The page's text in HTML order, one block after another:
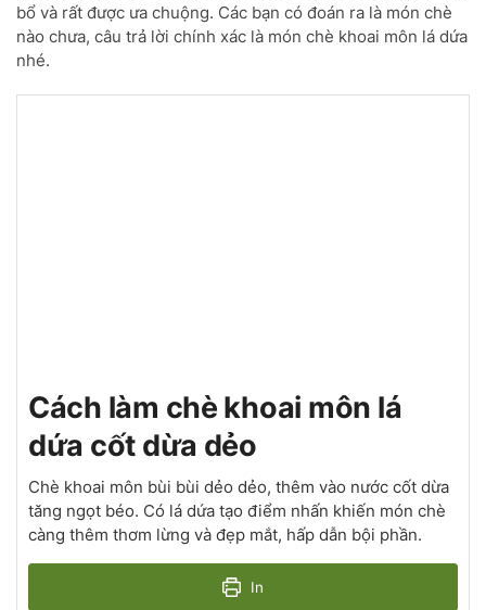
bổ và rất được ưa chuộng. Các bạn có đoán ra là món chè
nào chưa, câu trả lời chính xác là món chè khoai môn lá dứa
nhé.
Cách làm chè khoai môn lá
dứa cốt dừa dẻo
Chè khoai môn bùi bùi dẻo dẻo, thêm vào nước cốt dừa
tăng ngọt béo. Có lá dứa tạo điểm nhấn khiến món chè
càng thêm thơm lừng và đẹp mắt, hấp dẫn bội phần.
In